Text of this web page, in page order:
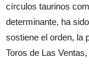
círculos taurinos
determinante, ha
sostiene el orden, la
Toros de Las